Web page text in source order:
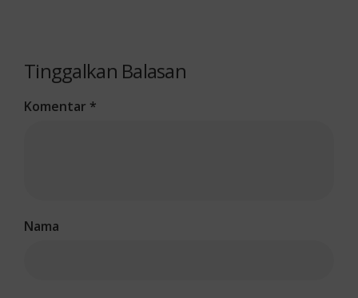
Tinggalkan Balasan
Komentar *
Nama